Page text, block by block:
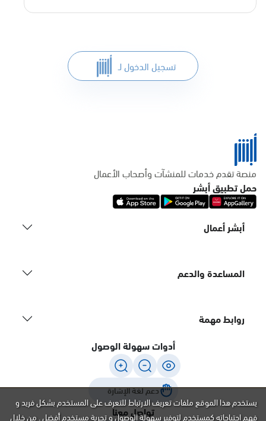
تسجيل الدخول لـ
منصة تقدم خدمات للمنشآت وأصحاب الأعمال
حمل تطبيق أبشر
أبشر أعمال
المساعدة والدعم
روابط مهمة
أدوات سهولة الوصول
دعم لغة الإشارة
تواصل معنا
يستخدم هذا الموقع ملفات تعريف الارتباط للتعرف على المستخدم بشكل فريد و
فهم احتياجاته كمستخدم لتوفير سهولة الوصول و تجربة مستخدم أفضل . من خلال